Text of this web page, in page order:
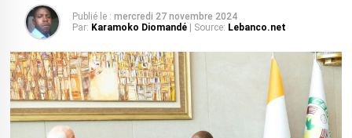
Publié le : mercredi 27 novembre 2024
Par: Karamoko Diomandé | Source: Lebanco.net